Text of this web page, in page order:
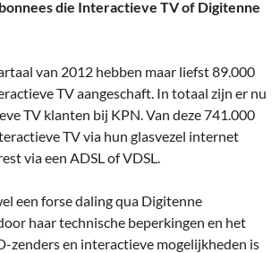
die Interactieve TV of Digitenne
van 2012 hebben maar liefst 89.000
TV aangeschaft. In totaal zijn er nu
TV klanten bij KPN. Van deze 741.000
TV via hun glasvezel internet
via een ADSL of VDSL.
een forse daling qua Digitenne
haar technische beperkingen en het
zenders en interactieve mogelijkheden is